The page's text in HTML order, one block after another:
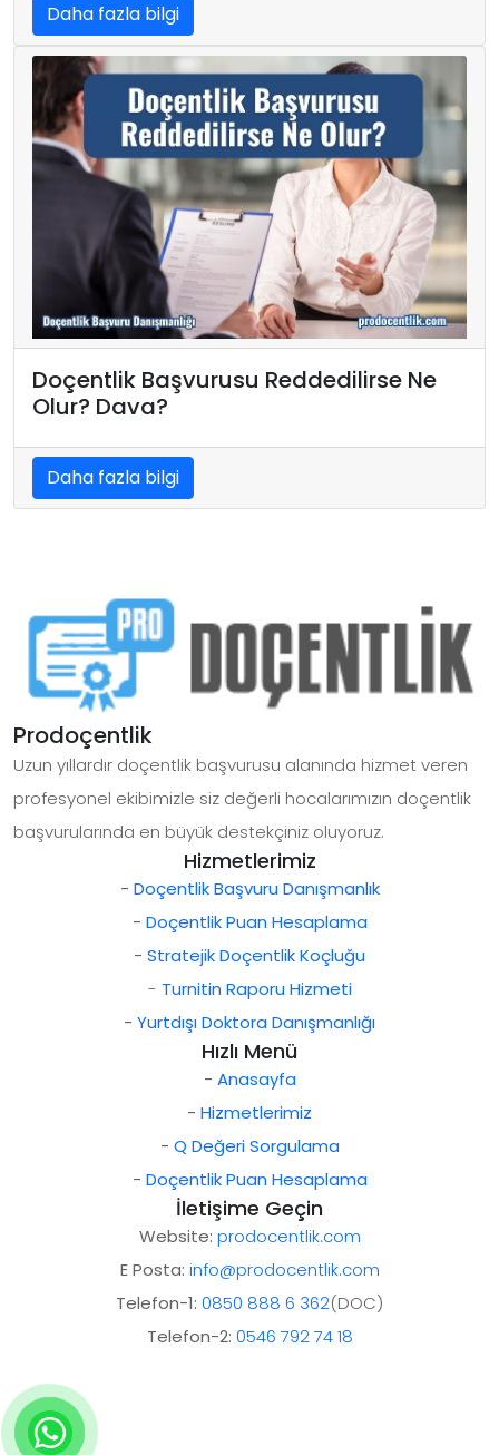
Daha fazla bilgi
Doçentlik Başvurusu Reddedilirse Ne
Olur? Dava?
Daha fazla bilgi
Prodoçentlik
Uzun yıllardır doçentlik başvurusu alanında hizmet veren
profesyonel ekibimizle siz değerli hocalarımızın doçentlik
başvurularında en büyük destekçiniz oluyoruz.
Hizmetlerimiz
- Doçentlik Başvuru Danışmanlık
- Doçentlik Puan Hesaplama
- Stratejik Doçentlik Koçluğu
- Turnitin Raporu Hizmeti
- Yurtdışı Doktora Danışmanlığı
Hızlı Menü
- Anasayfa
- Hizmetlerimiz
- Q Değeri Sorgulama
- Doçentlik Puan Hesaplama
İletişime Geçin
Website: prodocentlik.com
E Posta: info@prodocentlik.com
Telefon-1: 0850 888 6 362(DOC)
Telefon-2: 0546 792 74 18